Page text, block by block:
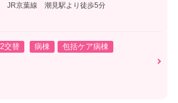
JR京葉線 潮見駅より徒歩5分
2交替 病棟
包括ケア病棟